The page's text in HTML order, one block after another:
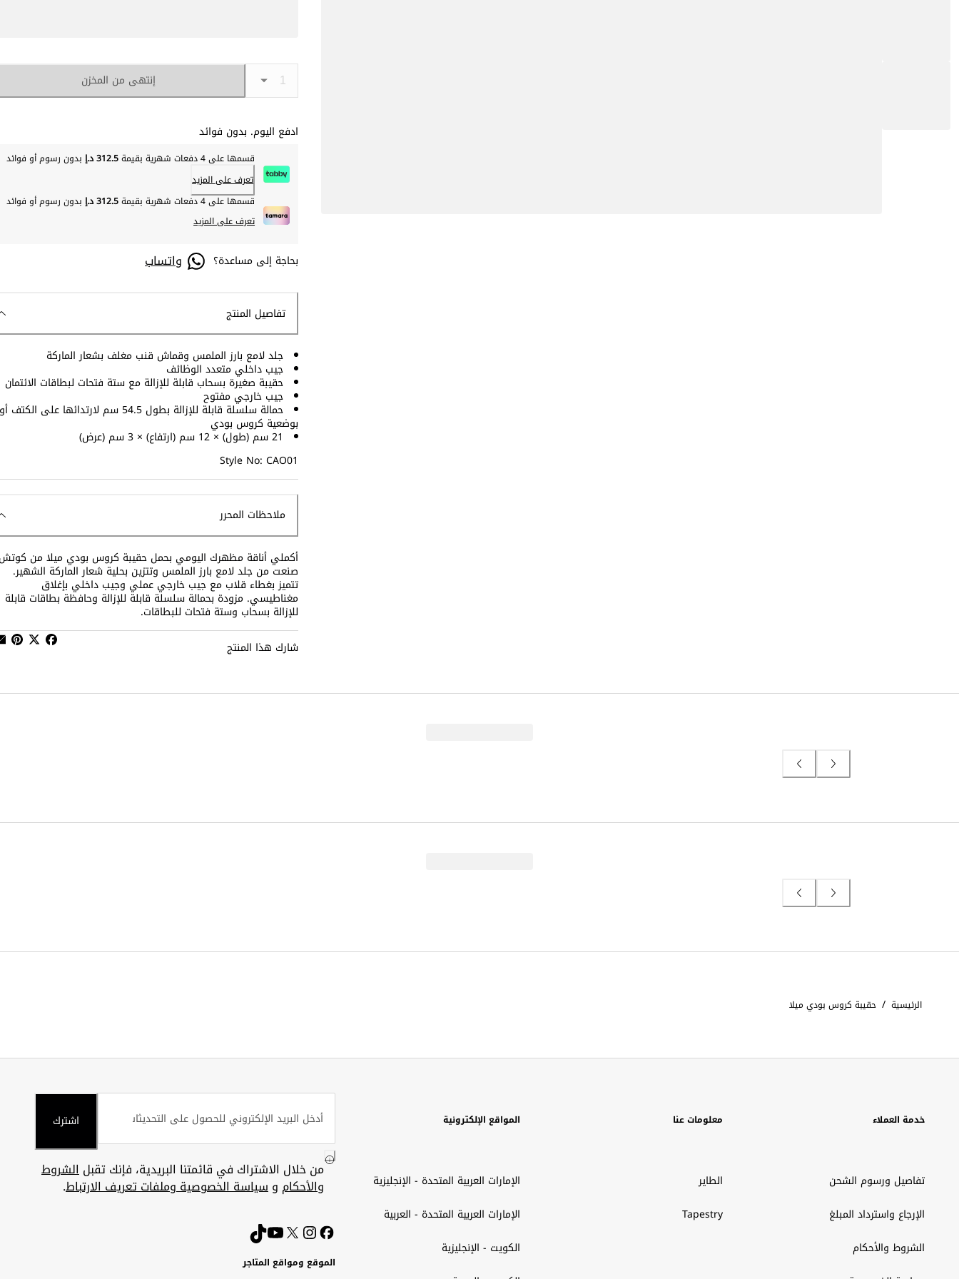
إنتهى من المخزن
ادفع اليوم. بدون فوائد
قسمها على 4 دفعات شهرية بقيمة 312.5 د.إ
بدون رسوم أو فوائد
تعرف على المزيد
قسمها على 4 دفعات شهرية بقيمة
312.5 د.إ
بدون رسوم أو فوائد
تعرف على المزيد
بحاجة إلى مساعدة؟ واتساب
تفاصيل المنتج
جلد لامع بارز الملمس وقماش قنب مغلف بشعار الماركة
جيب داخلي متعدد الوظائف
حقيبة صغيرة بسحاب قابلة للإزالة مع ستة فتحات لبطاقات الائتمان
جيب خارجي مفتوح
حمالة سلسلة قابلة للإزالة بطول 54.5 سم لارتدائها على الكتف أو
بوضعية كروس بودي
21 سم (طول) × 12 سم (ارتفاع) × 3 سم (عرض)
Style No: CAO01
ملاحظات المحرر
أكملي أناقة مظهرك اليومي بحمل حقيبة كروس بودي ميلا من
صنعت من جلد لامع بارز الملمس وتتزين بحلية شعار الماركة الشهير.
تتميز بغطاء قلاب مع جيب خارجي عملي وجيب داخلي بإغلاق
مغناطيسي. مزودة بحمالة سلسلة قابلة للإزالة وحافظة بطاقات قابلة
للإزالة بسحاب وستة فتحات للبطاقات.
شارك هذا المنتج
الرئيسية / حقيبة كروس بودي ميلا
خدمة العملاء
تفاصيل ورسوم الشحن
الإرجاع واسترداد المبلغ
الشروط والأحكام
معلومات عنا
الطاير
Tapestry
المواقع الإلكترونية
الإمارات العربية المتحدة - الإنجليزية
الإمارات العربية المتحدة - العربية
الكويت - الإنجليزية
اشترك
من خلال الاشتراك في قائمتنا البريدية، فإنك تقبلالشروط
والأحكام وسياسة الخصوصية وملفات تعريف الارتباط.
الموقع ومواقع المتاجر